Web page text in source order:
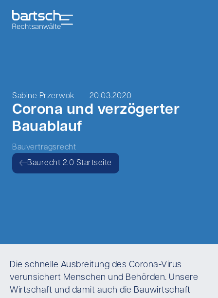
Sabine Przerwok 20.03.2020
Corona und verzögerter
Bauablauf
Bauvertragsrecht
Baurecht 2.0 Startseite
Die schnelle Ausbreitung des Corona-Virus
verunsichert Menschen und Behörden. Unsere
Wirtschaft und damit auch die Bauwirtschaft